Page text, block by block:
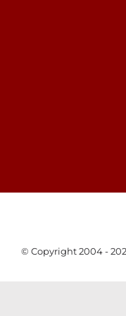
© Copyright 2004 -